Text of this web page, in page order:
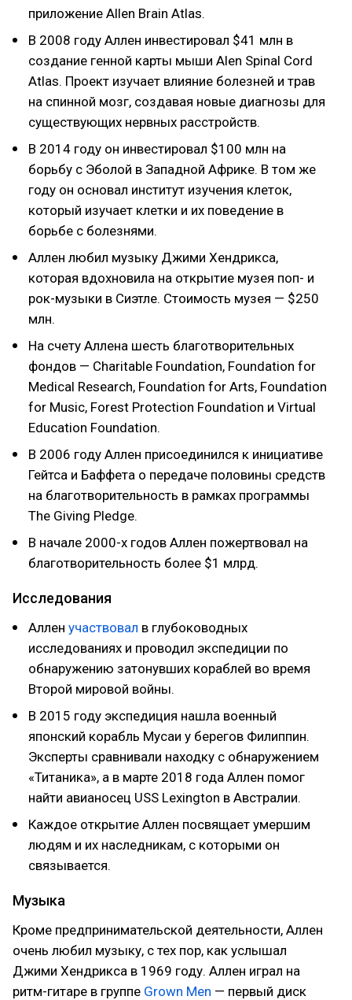
приложение Allen Brain Atlas.
В 2008 году Аллен инвестировал $41 млн в
создание генной карты мыши Alen Spinal Cord
Atlas. Проект изучает влияние болезней и трав
на спинной мозг, создавая новые диагнозы для
существующих нервных расстройств.
В 2014 году он инвестировал $100 млн на
борьбу с Эболой в Западной Африке. В том же
году он основал институт изучения клеток,
который изучает клетки и их поведение в
борьбе с болезнями.
Аллен любил музыку Джими Хендрикса,
которая вдохновила на открытие музея поп- и
рок-музыки в Сиэтле. Стоимость музея — $250
млн.
На счету Аллена шесть благотворительных
фондов — Charitable Foundation, Foundation for
Medical Research, Foundation for Arts, Foundation
for Music, Forest Protection Foundation и Virtual
Education Foundation.
В 2006 году Аллен присоединился к инициативе
Гейтса и Баффета о передаче половины средств
на благотворительность в рамках программы
The Giving Pledge.
В начале 2000-х годов Аллен пожертвовал на
благотворительность более $1 млрд.
Исследования
Аллен участвовал в глубоководных
исследованиях и проводил экспедиции по
обнаружению затонувших кораблей во время
Второй мировой войны.
В 2015 году экспедиция нашла военный
японский корабль Мусаи у берегов Филиппин.
Эксперты сравнивали находку с обнаружением
«Титаника», а в марте 2018 года Аллен помог
найти авианосец USS Lexington в Австралии.
Каждое открытие Аллен посвящает умершим
людям и их наследникам, с которыми он
связывается.
Музыка
Кроме предпринимательской деятельности, Аллен
очень любил музыку, с тех пор, как услышал
Джими Хендрикса в 1969 году. Аллен играл на
ритм-гитаре в группе Grown Men — первый диск